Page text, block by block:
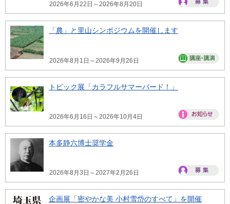
2026年6月22日～2026年8月20日
「農」と里山シンポジウムを開催します
2026年8月1日～2026年9月26日
トピック展「カラフルサマーバード！」
2026年6月16日～2026年10月4日
本多静六博士奨学金
2026年8月3日～2027年2月26日
企画展「密やかな美 小村雪岱のすべて」を開催